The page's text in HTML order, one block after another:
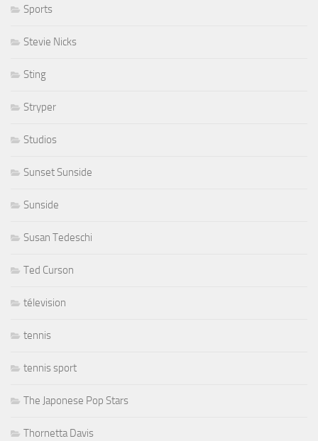
Sports
Stevie Nicks
Sting
Stryper
Studios
Sunset Sunside
Sunside
Susan Tedeschi
Ted Curson
télevision
tennis
tennis sport
The Japonese Pop Stars
Thornetta Davis